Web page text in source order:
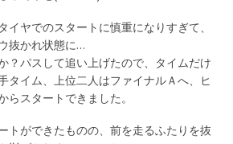
イヤでのスタートに慎重になりすぎて、
抜かれ状態に…
？パスして追い上げたので、タイムだけ
タイム、上位二人はファイナルＡへ、ヒ
らスタートできました。
トができたものの、前を走るふたりを抜